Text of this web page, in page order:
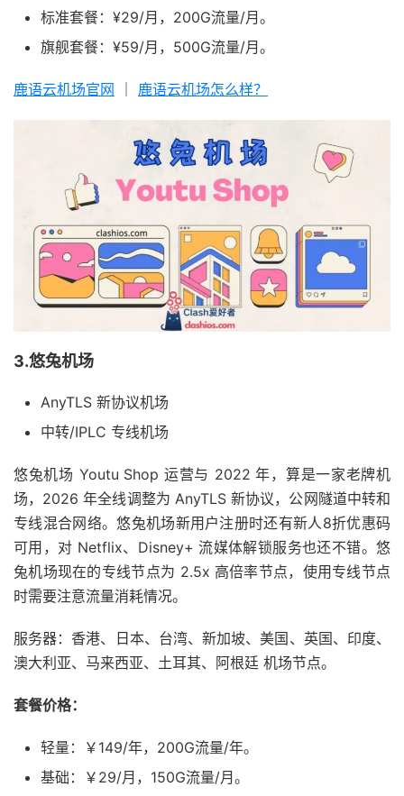
标准套餐：¥29/月，200G流量/月。
旗舰套餐：¥59/月，500G流量/月。
鹿语云机场官网 鹿语云机场怎么样？
3.悠兔机场
AnyTLS 新协议机场
中转/IPLC 专线机场
悠兔机场 Youtu Shop 运营与 2022 年，算是一家老牌机
场，2026 年全线调整为 AnyTLS 新协议，公网隧道中转和
专线混合网络。悠兔机场新用户注册时还有新人8折优惠码
可用，对 Netflix、Disney+ 流媒体解锁服务也还不错。悠
兔机场现在的专线节点为 2.5x 高倍率节点，使用专线节点
时需要注意流量消耗情况。
服务器：香港、日本、台湾、新加坡、美国、英国、印度、
澳大利亚、马来西亚、土耳其、阿根廷 机场节点。
套餐价格：
轻量：￥149/年，200G流量/年。
基础：￥29/月，150G流量/月。